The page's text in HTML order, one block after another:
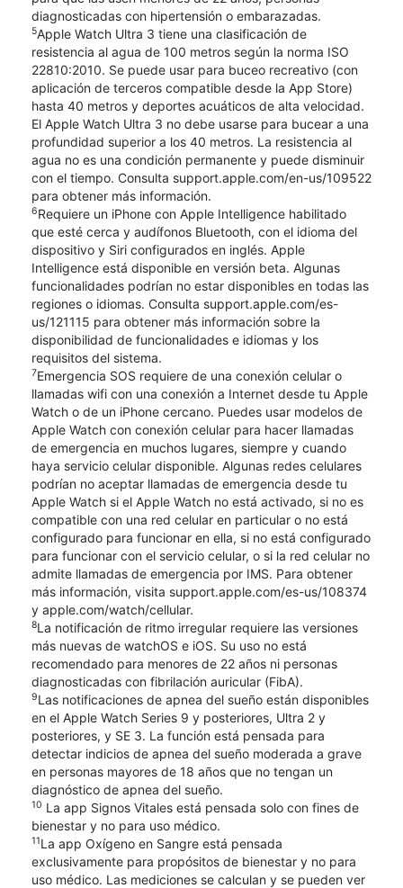
diagnosticadas con hipertensión o embarazadas.
5Apple Watch Ultra 3 tiene una clasificación de
resistencia al agua de 100 metros según la norma ISO
22810:2010. Se puede usar para buceo recreativo (con
aplicación de terceros compatible desde la App Store)
hasta 40 metros y deportes acuáticos de alta velocidad.
El Apple Watch Ultra 3 no debe usarse para bucear a una
profundidad superior a los 40 metros. La resistencia al
agua no es una condición permanente y puede disminuir
con el tiempo. Consulta support.apple.com/en-us/109522
para obtener más información.
6Requiere un iPhone con Apple Intelligence habilitado
que esté cerca y audífonos Bluetooth, con el idioma del
dispositivo y Siri configurados en inglés. Apple
Intelligence está disponible en versión beta. Algunas
funcionalidades podrían no estar disponibles en todas las
regiones o idiomas. Consulta support.apple.com/es-
us/121115 para obtener más información sobre la
disponibilidad de funcionalidades e idiomas y los
requisitos del sistema.
7Emergencia SOS requiere de una conexión celular o
llamadas wifi con una conexión a Internet desde tu Apple
Watch o de un iPhone cercano. Puedes usar modelos de
Apple Watch con conexión celular para hacer llamadas
de emergencia en muchos lugares, siempre y cuando
haya servicio celular disponible. Algunas redes celulares
podrían no aceptar llamadas de emergencia desde tu
Apple Watch si el Apple Watch no está activado, si no es
compatible con una red celular en particular o no está
configurado para funcionar en ella, si no está configurado
para funcionar con el servicio celular, o si la red celular no
admite llamadas de emergencia por IMS. Para obtener
más información, visita support.apple.com/es-us/108374
y apple.com/watch/cellular.
8La notificación de ritmo irregular requiere las versiones
más nuevas de watchOS e iOS. Su uso no está
recomendado para menores de 22 años ni personas
diagnosticadas con fibrilación auricular (FibA).
9Las notificaciones de apnea del sueño están disponibles
en el Apple Watch Series 9 y posteriores, Ultra 2 y
posteriores, y SE 3. La función está pensada para
detectar indicios de apnea del sueño moderada a grave
en personas mayores de 18 años que no tengan un
diagnóstico de apnea del sueño.
10 La app Signos Vitales está pensada solo con fines de
bienestar y no para uso médico.
11La app Oxígeno en Sangre está pensada
exclusivamente para propósitos de bienestar y no para
uso médico. Las mediciones se calculan y se pueden ver